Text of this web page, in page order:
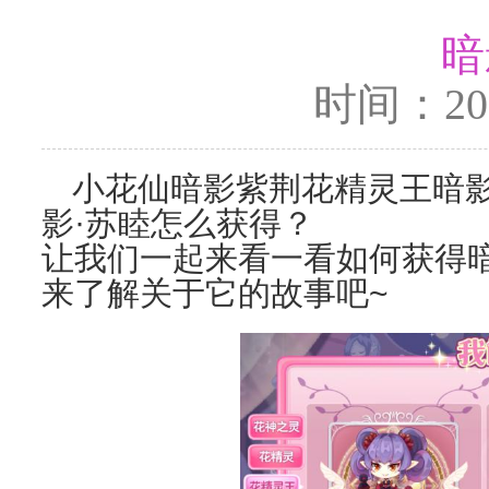
时间：
小花仙暗影紫荆花精灵王暗
影·苏睦怎么获得？
让我们一起来看一看如何获得
来了解关于它的故事吧~